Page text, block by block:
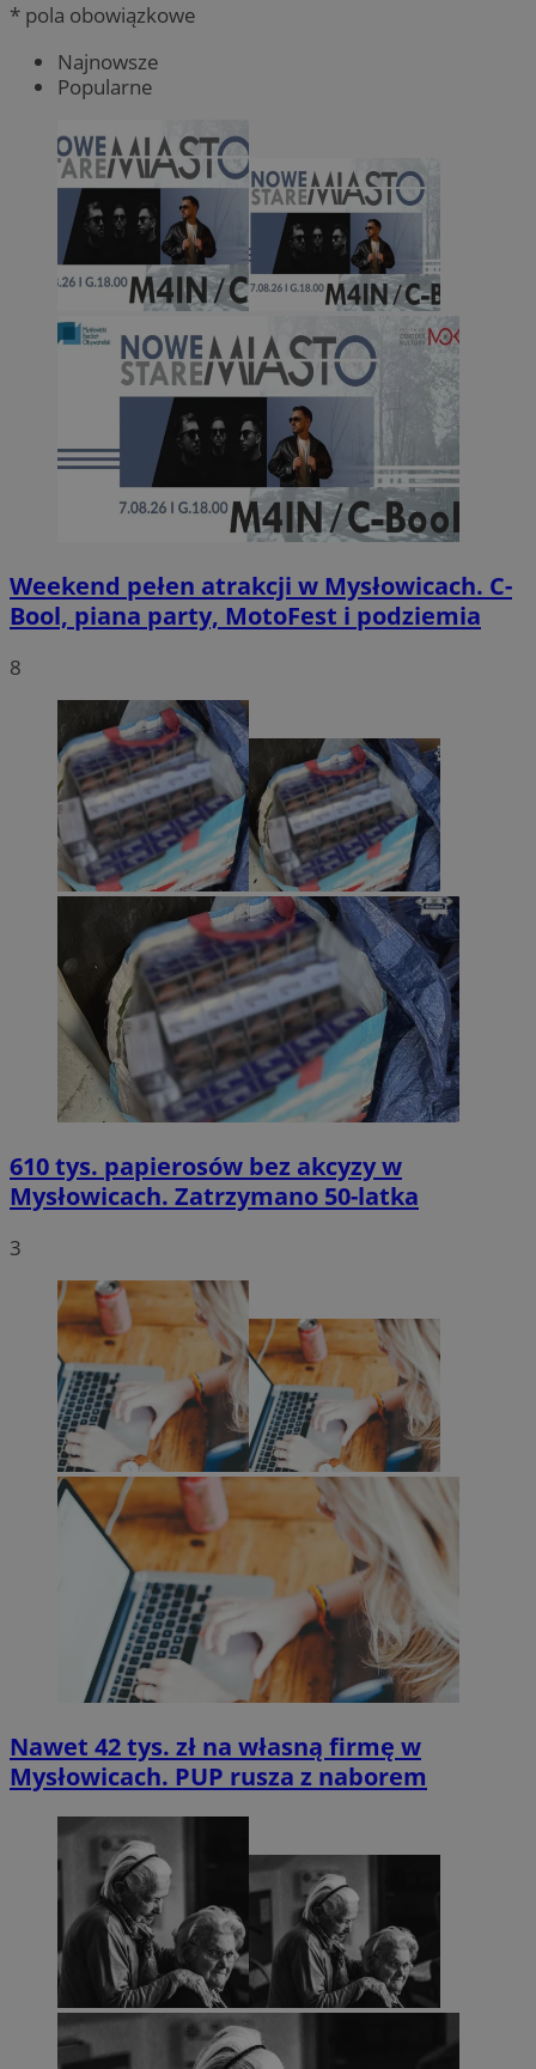
* pola obowiązkowe
Najnowsze
Popularne
Weekend pełen atrakcji w Mysłowicach. C-
Bool, piana party, MotoFest i podziemia
8
610 tys. papierosów bez akcyzy w
Mysłowicach. Zatrzymano 50-latka
3
Nawet 42 tys. zł na własną firmę w
Mysłowicach. PUP rusza z naborem